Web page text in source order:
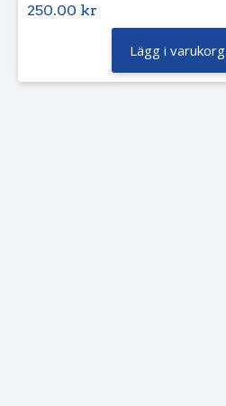
250.00 kr
Lägg i varukorg